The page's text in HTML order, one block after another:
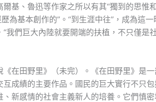
基、魯迅等作家之所以有其“獨到的思惟
為基本創作的”。“到生涯中往”，成為這一
我們巨大內陸就要開端的扶植，不只僅是
在田野里》（未完）。《在田野里》是
成績的主要作品。國民的巨大實行不只
新感情的社會主義新人的培養。它們慎